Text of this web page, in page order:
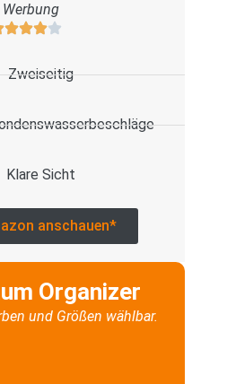
Werbung
Zweiseitig
Klare Sicht
anschauen*
Organizer
und Größen wählbar.